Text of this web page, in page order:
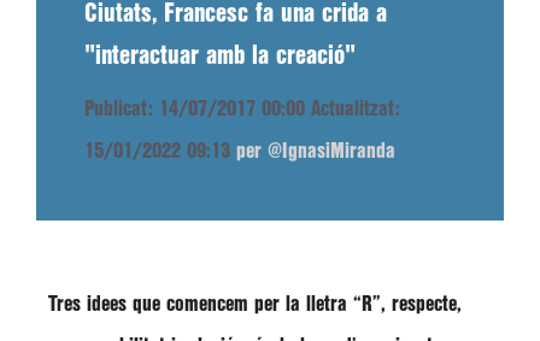
Ciutats, Francesc fa una crida a
"interactuar amb la creació"
Publicat: 14/07/2017 00:00 Actualitzat:
15/01/2022 09:13 per @IgnasiMiranda
Tres idees que comencem per la lletra “R”, respecte,